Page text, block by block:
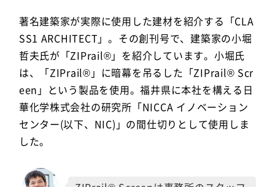
著名建築家が実際に使用した建材を紹介する「CLA
SS1 ARCHITECT」。その創刊号で、建築家の小堀
哲夫氏が「ZIPrail®」を紹介しています。小堀氏
は、「ZIPrail®」に暗幕を吊るした「ZIPrail® Scr
een」という製品を使用。福井県に本社を構える日
華化学株式会社の研究所「NICCA イノベーション
センター(以下、NIC)」の間仕切りとして使用しま
した。